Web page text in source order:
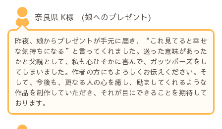
奈良県 K様 (娘へのプレゼント)
昨夜、娘からプレゼントが手元に届き、“これ見てると幸せ
な気持ちになる”と言ってくれました。送った意味があった
かと父親として、私も心ひそかに喜んで、ガッツポーズをし
てしまいました。作者の方にもよろしくお伝えください。そ
して、今後も、更なる人の心を癒し、励ましてくれるような
作品を制作していただき、それが目にできることを期待して
おります。